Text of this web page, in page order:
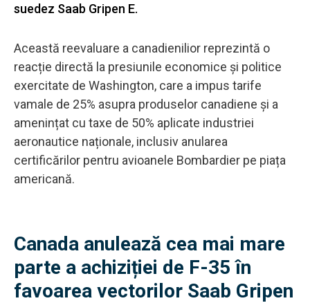
suedez Saab Gripen E.
Această reevaluare a canadienilior reprezintă o
reacție directă la presiunile economice și politice
exercitate de Washington, care a impus tarife
vamale de 25% asupra produselor canadiene și a
amenințat cu taxe de 50% aplicate industriei
aeronautice naționale, inclusiv anularea
certificărilor pentru avioanele Bombardier pe piața
americană.
Canada anulează cea mai mare
parte a achiziției de F-35 în
favoarea vectorilor Saab Gripen